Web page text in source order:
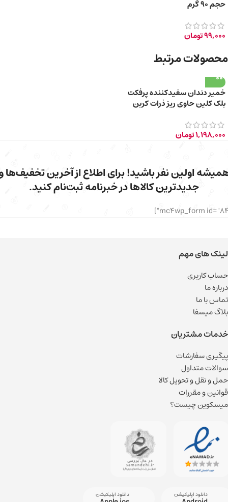
حجم 90 گرم
99,000تومان
محصولات مرتبط
خمیر دندان سفیدکننده پرفکت
بلک کلین حاوی ریز ذرات کربن
1,198,000تومان
اولین نفر باشید! برای اطلاع از آخرین تخفیف‌ها
جدیدترین کالاها در خبرنامه ثبت‌نام کنید.
لینک های مهم
حساب کاربری
درباره ما
تماس با ما
بلاگ میسفا
خدمات مشتریان
پیگیری سفارشات
سوالات متداول
حمل و نقل و تحویل کالا
قوانین و مقررات
میسکوین چیست؟
دانلود اپلیکیشن دانلود اپلیکیشن